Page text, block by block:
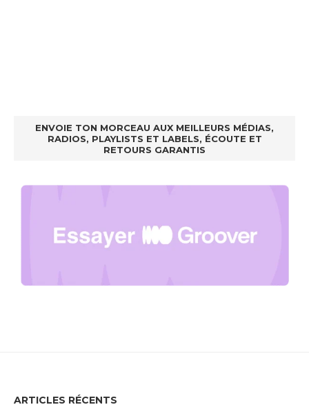
ENVOIE TON MORCEAU AUX MEILLEURS MÉDIAS,
RADIOS, PLAYLISTS ET LABELS, ÉCOUTE ET
RETOURS GARANTIS
ARTICLES RÉCENTS